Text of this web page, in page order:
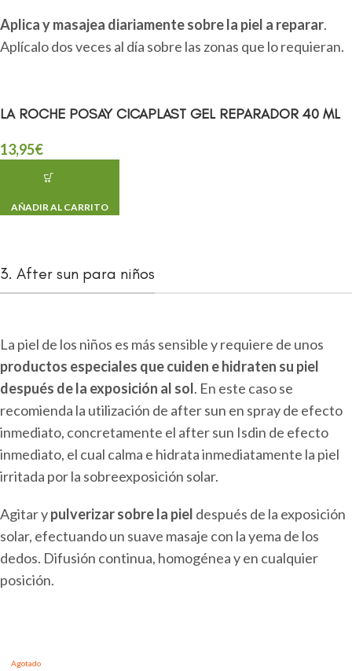
Aplica y masajea diariamente sobre la piel a reparar.
Aplícalo dos veces al día sobre las zonas que lo requieran.
LA ROCHE POSAY CICAPLAST GEL REPARADOR 40 ML
13,95€
AÑADIR AL CARRITO
3. After sun para niños
La piel de los niños es más sensible y requiere de unos
productos especiales que cuiden e hidraten su piel
después de la exposición al sol. En este caso se
recomienda la utilización de after sun en spray de efecto
inmediato, concretamente el after sun Isdin de efecto
inmediato, el cual calma e hidrata inmediatamente la piel
irritada por la sobreexposición solar.
Agitar ypulverizar sobre la piel después de la exposición
solar, efectuando un suave masaje con la yema de los
dedos. Difusión continua, homogénea y en cualquier
posición.
Agotado